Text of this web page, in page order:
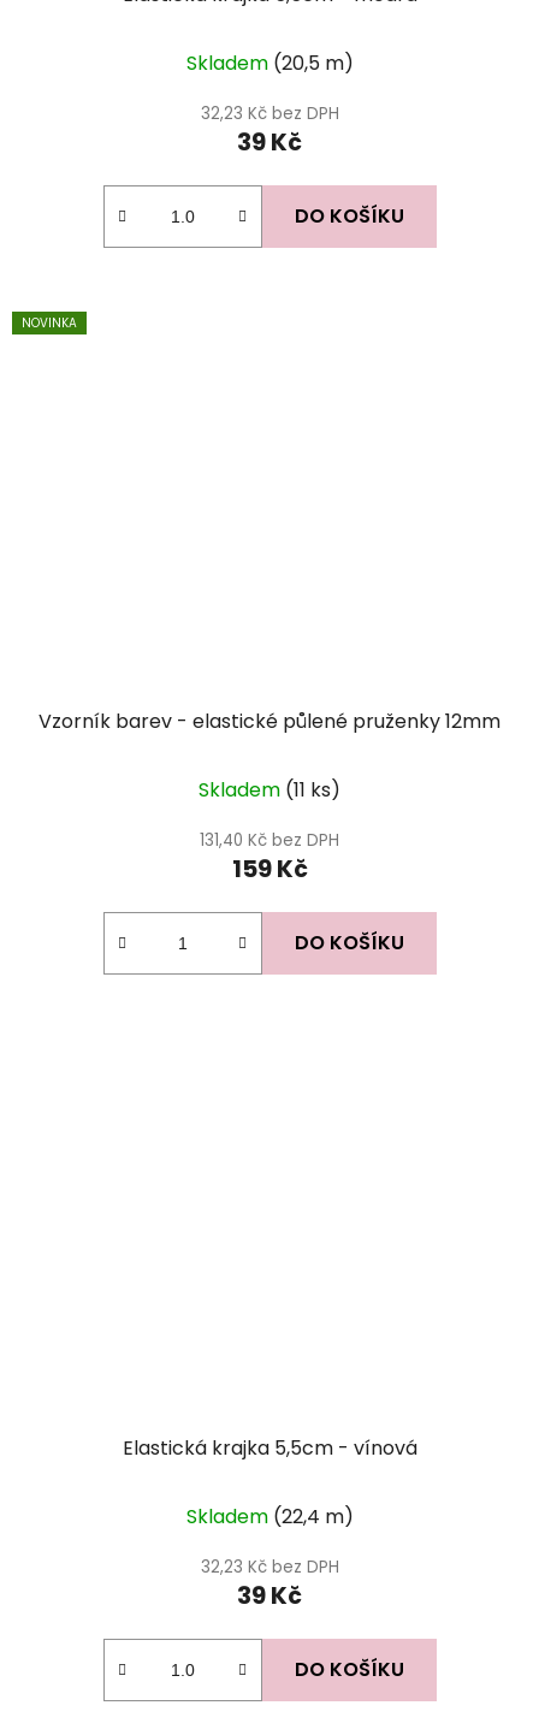
Skladem (20,5 m)
32,23 Kč bez DPH
39 Kč
DO KOŠÍKU
NOVINKA
Vzorník barev - elastické půlené pruženky 12mm
Skladem (11 ks)
131,40 Kč bez DPH
159 Kč
DO KOŠÍKU
Elastická krajka 5,5cm - vínová
Skladem (22,4 m)
32,23 Kč bez DPH
39 Kč
DO KOŠÍKU